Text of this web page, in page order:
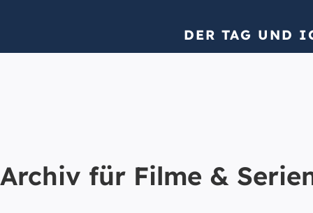
DER TAG UND
Archiv für Filme &